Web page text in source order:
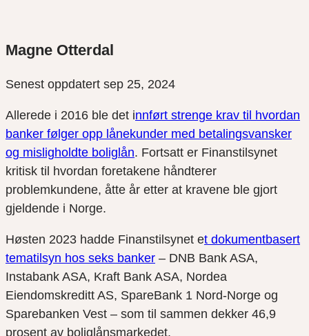
Magne Otterdal
Senest oppdatert sep 25, 2024
Allerede i 2016 ble det innført strenge krav til hvordan
banker følger opp lånekunder med betalingsvansker
og misligholdte boliglån. Fortsatt er Finanstilsynet
kritisk til hvordan foretakene håndterer
problemkundene, åtte år etter at kravene ble gjort
gjeldende i Norge.
Høsten 2023 hadde Finanstilsynet et dokumentbasert
tematilsyn hos seks banker – DNB Bank ASA,
Instabank ASA, Kraft Bank ASA, Nordea
Eiendomskreditt AS, SpareBank 1 Nord-Norge og
Sparebanken Vest – som til sammen dekker 46,9
prosent av boliglånsmarkedet.